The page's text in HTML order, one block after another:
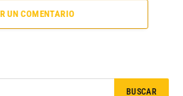
UN COMENTARIO